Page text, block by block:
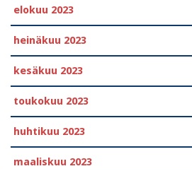
elokuu 2023
heinäkuu 2023
kesäkuu 2023
toukokuu 2023
huhtikuu 2023
maaliskuu 2023